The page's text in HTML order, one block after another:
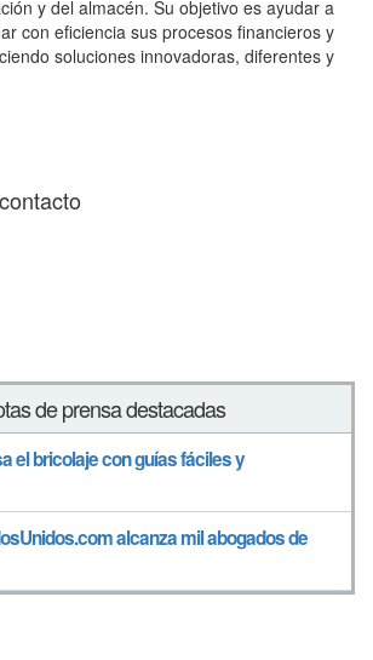
y del almacén. Su objetivo es ayudar a
con eficiencia sus procesos financieros y
soluciones innovadoras, diferentes y
de prensa destacadas
el bricolaje con guías fáciles y
alcanza mil abogados de